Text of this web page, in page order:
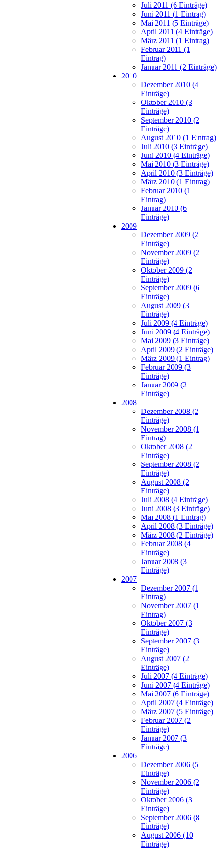
Juli 2011 (6 Einträge)
Juni 2011 (1 Eintrag)
Mai 2011 (5 Einträge)
April 2011 (4 Einträge)
März 2011 (1 Eintrag)
Februar 2011 (1
Eintrag)
Januar 2011 (2 Einträge)
2010
Dezember 2010 (4
Einträge)
Oktober 2010 (3
Einträge)
September 2010 (2
Einträge)
August 2010 (1 Eintrag)
Juli 2010 (3 Einträge)
Juni 2010 (4 Einträge)
Mai 2010 (3 Einträge)
April 2010 (3 Einträge)
März 2010 (1 Eintrag)
Februar 2010 (1
Eintrag)
Januar 2010 (6
Einträge)
2009
Dezember 2009 (2
Einträge)
November 2009 (2
Einträge)
Oktober 2009 (2
Einträge)
September 2009 (6
Einträge)
August 2009 (3
Einträge)
Juli 2009 (4 Einträge)
Juni 2009 (4 Einträge)
Mai 2009 (3 Einträge)
April 2009 (2 Einträge)
März 2009 (1 Eintrag)
Februar 2009 (3
Einträge)
Januar 2009 (2
Einträge)
2008
Dezember 2008 (2
Einträge)
November 2008 (1
Eintrag)
Oktober 2008 (2
Einträge)
September 2008 (2
Einträge)
August 2008 (2
Einträge)
Juli 2008 (4 Einträge)
Juni 2008 (3 Einträge)
Mai 2008 (1 Eintrag)
April 2008 (3 Einträge)
März 2008 (2 Einträge)
Februar 2008 (4
Einträge)
Januar 2008 (3
Einträge)
2007
Dezember 2007 (1
Eintrag)
November 2007 (1
Eintrag)
Oktober 2007 (3
Einträge)
September 2007 (3
Einträge)
August 2007 (2
Einträge)
Juli 2007 (4 Einträge)
Juni 2007 (4 Einträge)
Mai 2007 (6 Einträge)
April 2007 (4 Einträge)
März 2007 (5 Einträge)
Februar 2007 (2
Einträge)
Januar 2007 (3
Einträge)
2006
Dezember 2006 (5
Einträge)
November 2006 (2
Einträge)
Oktober 2006 (3
Einträge)
September 2006 (8
Einträge)
August 2006 (10
Einträge)